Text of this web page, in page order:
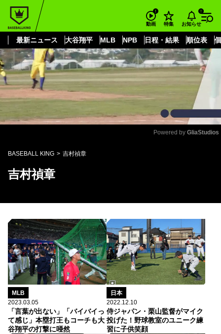
動画 特集 お知らせ
最新ニュース 大谷翔平 MLB NPB 日程・結果 順位表
もっと見る
Powered by GliaStudios
BASEBALL KING 吉村禎章
吉村禎章
MLB
2023.03.05
「言葉が出ない」「バイバイっ
て感じ」本塁打王もコーチも大
谷翔平の打撃に唖然
日本
2022.12.10
侍ジャパン・栗山監督がマイク
投げた！野球教室のユニーク練
習に子供笑顔